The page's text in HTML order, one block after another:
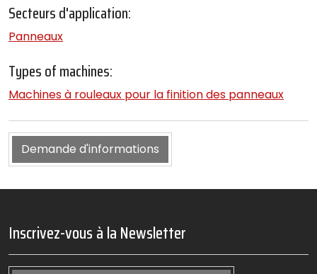
Secteurs d'application:
Panneaux
Types of machines:
Machines à rouleaux pour la finition des panneaux
Demande d'informations
Inscrivez-vous à la Newsletter